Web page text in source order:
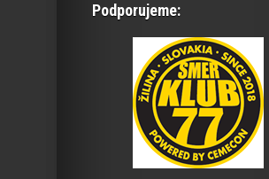
Podporujeme: